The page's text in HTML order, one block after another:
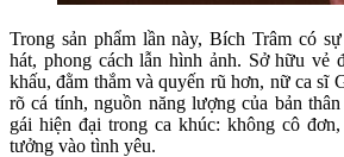
Trong sản phẩm lần này, Bích Trâm có
hát, phong cách lẫn hình ảnh. Sở hữu vẻ
khấu, đằm thắm và quyến rũ hơn, nữ ca sĩ
rõ cá tính, nguồn năng lượng của bản
gái hiện đại trong ca khúc: không cô
tưởng vào tình yêu.